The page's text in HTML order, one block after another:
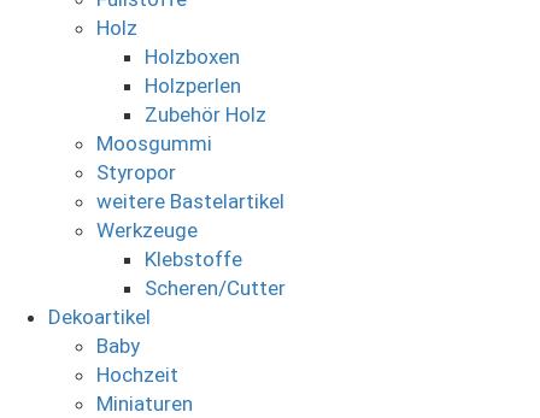
Holz
Holzboxen
Holzperlen
Zubehör Holz
Moosgummi
Styropor
weitere Bastelartikel
Werkzeuge
Klebstoffe
Scheren/Cutter
Dekoartikel
Baby
Hochzeit
Miniaturen